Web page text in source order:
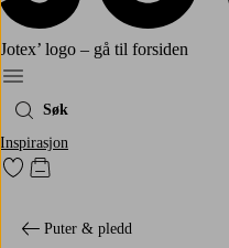
Jotex’ logo – gå til forsiden
Meny
Søk
Inspirasjon
Gå til favorittmerkede produkter
Gå til handlekurven
Puter & pledd